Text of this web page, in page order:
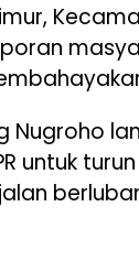
Nugroho
untuk